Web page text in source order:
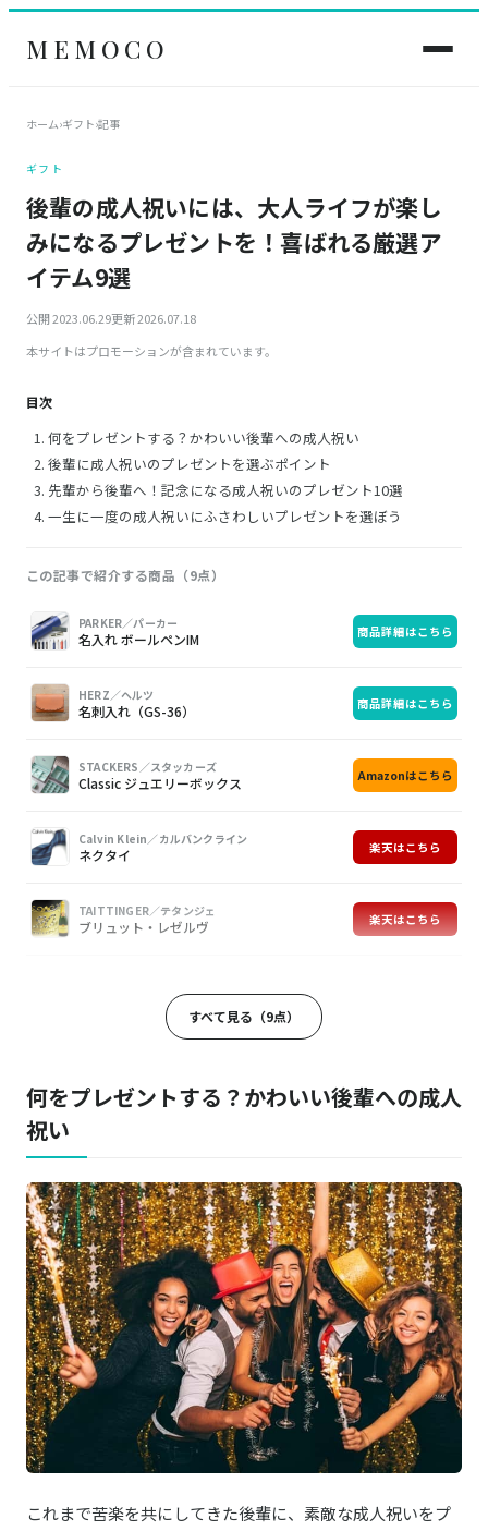
MEMOCO
ホーム›ギフト›記事
ギフト
後輩の成人祝いには、大人ライフが楽し
みになるプレゼントを！喜ばれる厳選ア
イテム9選
公開 2023.06.29更新 2026.07.18
本サイトはプロモーションが含まれています。
目次
何をプレゼントする？かわいい後輩への成人祝い
後輩に成人祝いのプレゼントを選ぶポイント
先輩から後輩へ！記念になる成人祝いのプレゼント10選
一生に一度の成人祝いにふさわしいプレゼントを選ぼう
この記事で紹介する商品（9点）
像
商
品
購
入
PARKER／パーカー
名入れ ボールペンIM 商品詳細はこちら
HERZ／ヘルツ
名刺入れ（GS-36） 商品詳細はこちら
STACKERS／スタッカーズ
Classic ジュエリーボックス Amazonはこちら
Calvin Klein／カルバンクライン
ネクタイ 楽天はこちら
TAITTINGER／テタンジェ
ブリュット・レゼルヴ 楽天はこちら
チタンミラー グラス
Sow Experience／ソウ・エクスペリエンス
総合版カタログBLUE 商品詳細はこちら
すべて見る（9点）
何をプレゼントする？かわいい後輩への成人
祝い
これまで苦楽を共にしてきた後輩に、素敵な成人祝いをプ